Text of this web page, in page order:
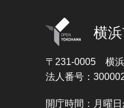
横
〒231-0005 横
法人番号：
開庁時間：月曜